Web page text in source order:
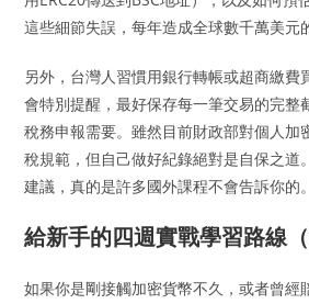
這些細節失誤，每年造成全球數千萬美元
另外，台灣人習慣用銀行轉帳或超商繳費
會特別提醒，最好保存每一筆交易的完整
稅務申報需要。雖然目前財政部對個人加
稅規範，但自己做好紀錄絕對是自保之道
建議，真的是許多國外課程不會告訴你的。
給新手的四週實戰學習路線（
如果你是剛接觸加密貨幣不久，或者曾經